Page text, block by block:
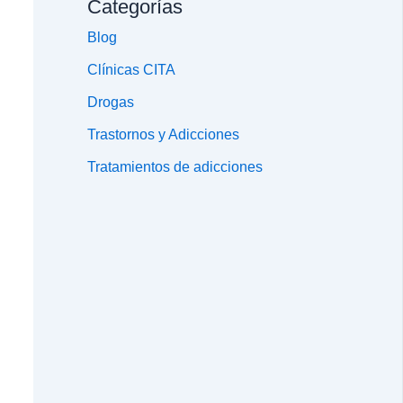
Categorías
Blog
Clínicas CITA
Drogas
Trastornos y Adicciones
Tratamientos de adicciones